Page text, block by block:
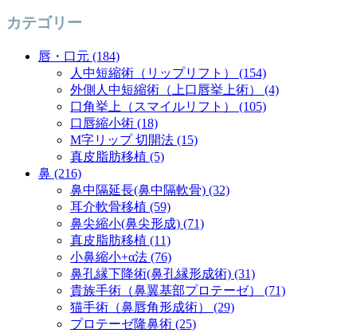
カ
カテゴリー
唇・口元 (184)
人中短縮術（リップリフト） (154)
外側人中短縮術（上口唇挙上術） (4)
口角挙上（スマイルリフト） (105)
口唇縮小術 (18)
M字リップ 切開法 (15)
真皮脂肪移植 (5)
鼻 (216)
鼻中隔延長(鼻中隔軟骨) (32)
耳介軟骨移植 (59)
鼻尖縮小(鼻尖形成) (71)
真皮脂肪移植 (11)
小鼻縮小+α法 (76)
鼻孔縁下降術(鼻孔縁形成術) (31)
貴族手術（鼻翼基部プロテーゼ） (71)
猫手術（鼻唇角形成術） (29)
プロテーゼ隆鼻術 (25)